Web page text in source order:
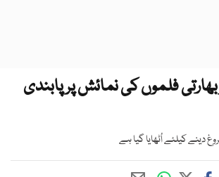
فلموں کی نمائش پر پابندی
دینے کیلئے اُٹھایا گیا ہے